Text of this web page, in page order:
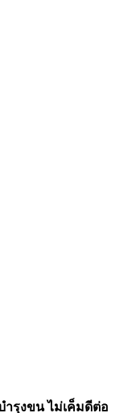
นเลยที่ยอมตกเป็นทาส